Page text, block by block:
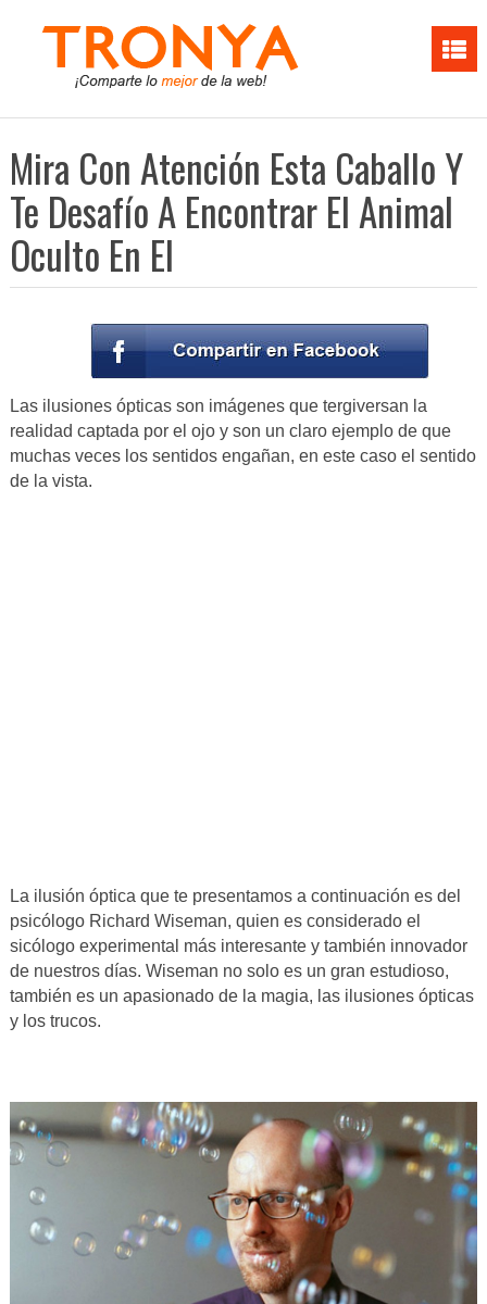
Mira Con Atención Esta Caballo Y
Te Desafío A Encontrar El Animal
Oculto En El
Las ilusiones ópticas son imágenes que tergiversan la
realidad captada por el ojo y son un claro ejemplo de que
muchas veces los sentidos engañan, en este caso el sentido
de la vista.
La ilusión óptica que te presentamos a continuación es del
psicólogo Richard Wiseman, quien es considerado el
sicólogo experimental más interesante y también innovador
de nuestros días. Wiseman no solo es un gran estudioso,
también es un apasionado de la magia, las ilusiones ópticas
y los trucos.